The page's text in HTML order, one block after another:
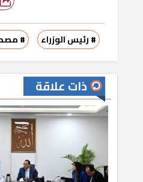
# رئيس الوزراء #
ذات علاقة